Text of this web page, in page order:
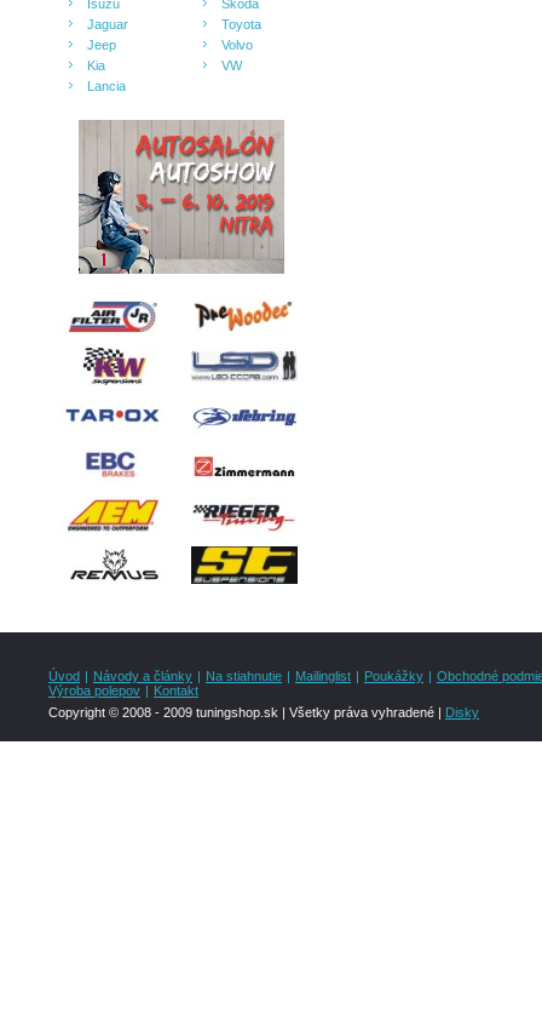
Isuzu
Jaguar
Jeep
Kia
Lancia
Škoda
Toyota
Volvo
VW
Úvod | Návody a články | Na stiahnutie | Mailinglist | Poukážky | Obchodné
Výroba polepov | Kontakt
Copyright © 2008 - 2009 tuningshop.sk | Všetky práva vyhradené | Disky